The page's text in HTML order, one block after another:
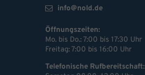
info@nold.de
Öffnungszeiten:
Mo. bis Do.: 7:00 bis 17:30 Uhr
Freitag: 7:00 bis 16:00 Uhr
Telefonische Rufbereitschaft: